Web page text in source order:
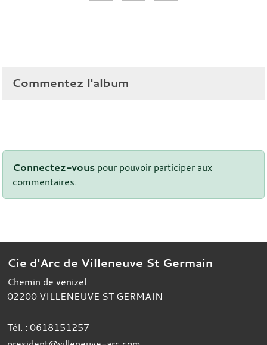
Commentez l'album
Connectez-vous pour pouvoir participer aux
commentaires.
Cie d'Arc de Villeneuve St Germain
Chemin de venizel
02200 VILLENEUVE ST GERMAIN
Tél. : 0618151257